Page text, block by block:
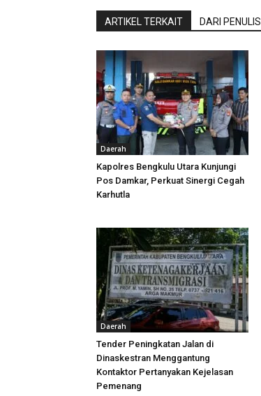
ARTIKEL TERKAIT DARI PENULIS
Daerah
Kapolres Bengkulu Utara Kunjungi
Pos Damkar, Perkuat Sinergi Cegah
Karhutla
Daerah
Tender Peningkatan Jalan di
Dinaskestran Menggantung
Kontaktor Pertanyakan Kejelasan
Pemenang